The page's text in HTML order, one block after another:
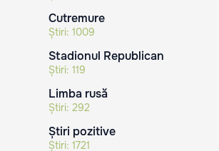
Cutremure
Știri: 1009
Stadionul Republican
Știri: 119
Limba rusă
Știri: 292
Știri pozitive
Știri: 1721